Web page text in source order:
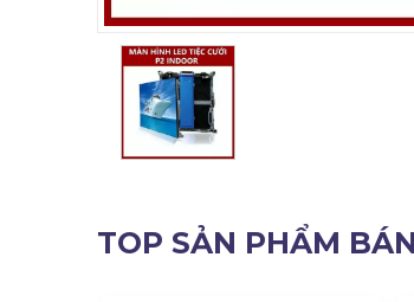
TOP SẢN PHẨM